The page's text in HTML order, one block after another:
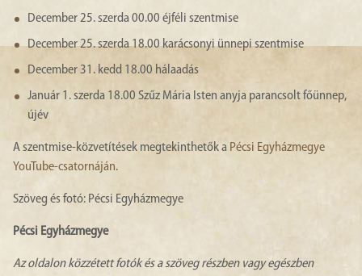
December 25. szerda 00.00 éjféli szentmise
December 25. szerda 18.00 karácsonyi ünnepi szentmise
December 31. kedd 18.00 hálaadás
Január 1. szerda 18.00 Szűz Mária Isten anyja parancsolt főünnep,
újév
A szentmise-közvetítések megtekinthetők a Pécsi Egyházmegye
YouTube-csatornáján.
Szöveg és fotó: Pécsi Egyházmegye
Pécsi Egyházmegye
Az oldalon közzétett fotók és a szöveg részben vagy egészben